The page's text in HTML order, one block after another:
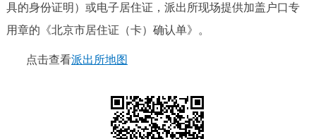
政策兑现 政策解读
具的身份证明）或电子居住证，派出所现场提供加盖户口专
用章的《北京市居住证（卡）确认单》。
点击查看派出所地图